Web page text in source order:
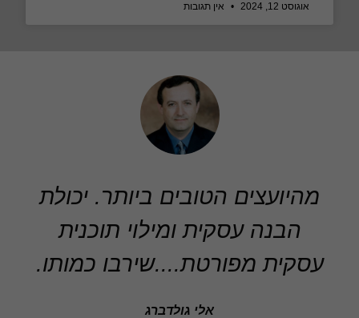
אוגוסט 12, 2024 אין תגובות
מהיועצים הטובים ביותר. יכולת
הבנה עסקית ומילוי תוכנית
עסקית מפורטת....שירבו כמותו.
אלי גולדברג